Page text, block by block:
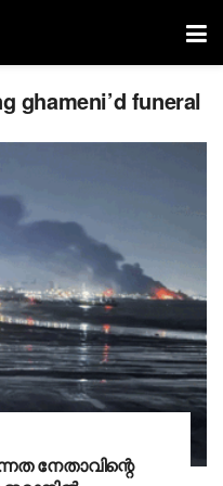
ghameni’d funeral
നേതാവിന്റെ